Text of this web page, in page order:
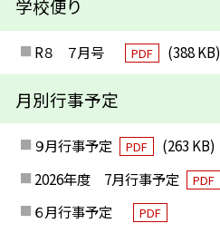
学校便り
R８ ７月号 PDF (388 KB)
月別行事予定
９月行事予定 PDF
(263 KB)
2026年度 7月行事予定
PDF
６月行事予定
PDF